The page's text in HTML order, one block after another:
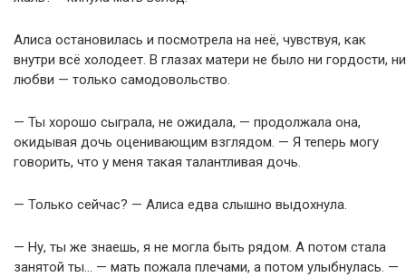
Алиса остановилась и посмотрела на неё, чувствуя, как
внутри всё холодеет. В глазах матери не было ни гордости, ни
любви — только самодовольство.
— Ты хорошо сыграла, не ожидала, — продолжала она,
окидывая дочь оценивающим взглядом. — Я теперь могу
говорить, что у меня такая талантливая дочь.
— Только сейчас? — Алиса едва слышно выдохнула.
— Ну, ты же знаешь, я не могла быть рядом. А потом стала
занятой ты… — мать пожала плечами, а потом улыбнулась. —